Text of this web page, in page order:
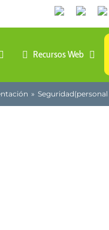
Canales
de
Recursos Web